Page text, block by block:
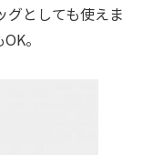
グとしても使えま
。